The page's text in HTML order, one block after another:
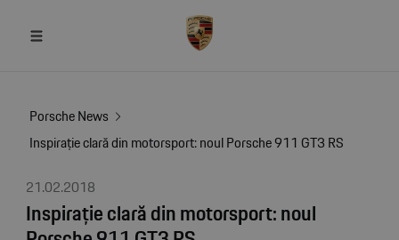
Porsche News
Inspirație clară din motorsport: noul Porsche 911 GT3 RS
21.02.2018
Inspirație clară din motorsport: noul